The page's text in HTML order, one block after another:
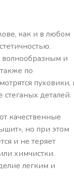
как и в любом
волнообразным и
по
пуховики,
деталей.
качественные
но при этом
и не теряет
химчистки.
легким и